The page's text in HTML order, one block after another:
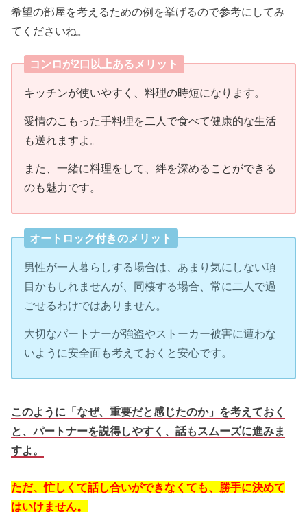
希望の部屋を考えるための例を挙げるので参考にしてみ
てくださいね。
コンロが2口以上あるメリット
キッチンが使いやすく、料理の時短になります。
愛情のこもった手料理を二人で食べて健康的な生活
も送れますよ。
また、一緒に料理をして、絆を深めることができる
のも魅力です。
オートロック付きのメリット
男性が一人暮らしする場合は、あまり気にしない項
目かもしれませんが、同棲する場合、常に二人で過
ごせるわけではありません。
大切なパートナーが強盗やストーカー被害に遭わな
いように安全面も考えておくと安心です。
このように「なぜ、重要だと感じたのか」を考えておく
と、パートナーを説得しやすく、話もスムーズに進みま
すよ。
ただ、忙しくて話し合いができなくても、勝手に決めて
はいけません。